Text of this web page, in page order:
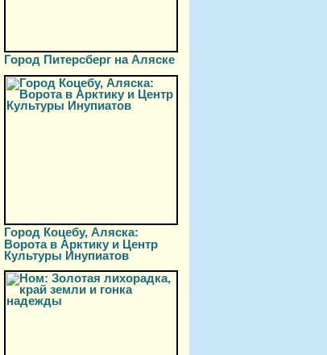
Город Питерсберг на Аляске
Город Коцебу, Аляска:
Ворота в Арктику и Центр
Культуры Инупиатов